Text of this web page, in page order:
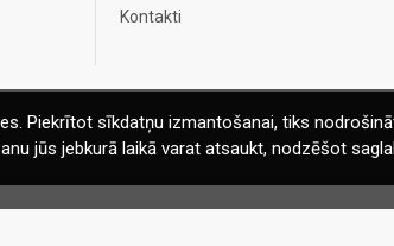
Kontakti
aizsargātas
Piekrītot sīkdatņu izmantošanai, tiks
jūs jebkurā laikā varat atsaukt, nodzēšot